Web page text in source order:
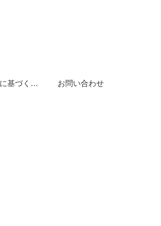
特定商取引法に基づく表記 お問い合わせ